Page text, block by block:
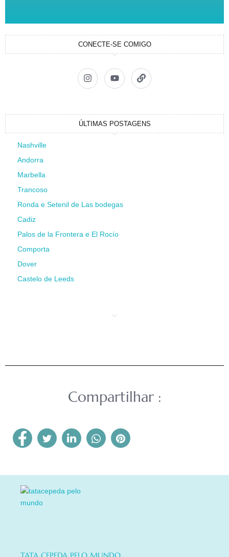
CONECTE-SE COMIGO
ÚLTIMAS POSTAGENS
Nashville
Andorra
Marbella
Trancoso
Ronda e Setenil de Las bodegas
Cadiz
Palos de la Frontera e El Rocío
Comporta
Dover
Castelo de Leeds
Compartilhar :
TATA CEPEDA PELO MUNDO